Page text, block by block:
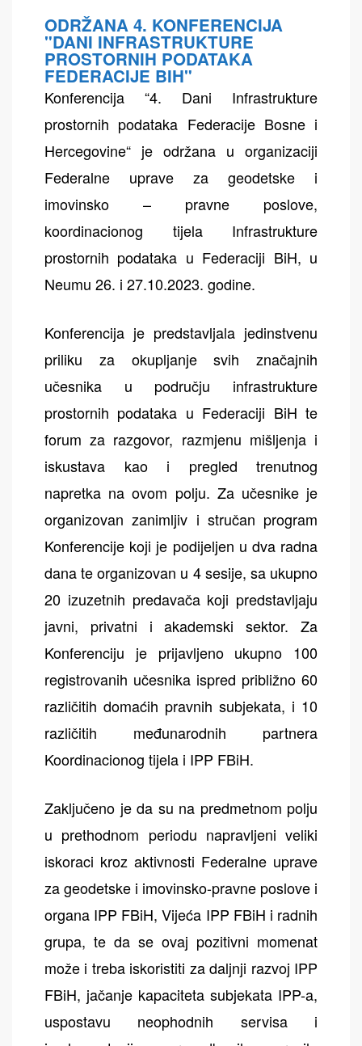
ODRŽANA 4. KONFERENCIJA
"DANI INFRASTRUKTURE
PROSTORNIH PODATAKA
FEDERACIJE BIH"
Konferencija “4. Dani Infrastrukture
prostornih podataka Federacije Bosne i
Hercegovine“ je održana u organizaciji
Federalne uprave za geodetske i
imovinsko – pravne poslove,
koordinacionog tijela Infrastrukture
prostornih podataka u Federaciji BiH, u
Neumu 26. i 27.10.2023. godine.
Konferencija je predstavljala jedinstvenu
priliku za okupljanje svih značajnih
učesnika u području infrastrukture
prostornih podataka u Federaciji BiH te
forum za razgovor, razmjenu mišljenja i
iskustava kao i pregled trenutnog
napretka na ovom polju. Za učesnike je
organizovan zanimljiv i stručan program
Konferencije koji je podijeljen u dva radna
dana te organizovan u 4 sesije, sa ukupno
20 izuzetnih predavača koji predstavljaju
javni, privatni i akademski sektor. Za
Konferenciju je prijavljeno ukupno 100
registrovanih učesnika ispred približno 60
različitih domaćih pravnih subjekata, i 10
različitih međunarodnih partnera
Koordinacionog tijela i IPP FBiH.
Zaključeno je da su na predmetnom polju
u prethodnom periodu napravljeni veliki
iskoraci kroz aktivnosti Federalne uprave
za geodetske i imovinsko-pravne poslove i
organa IPP FBiH, Vijeća IPP FBiH i radnih
grupa, te da se ovaj pozitivni momenat
može i treba iskoristiti za daljnji razvoj IPP
FBiH, jačanje kapaciteta subjekata IPP-a,
uspostavu neophodnih servisa i